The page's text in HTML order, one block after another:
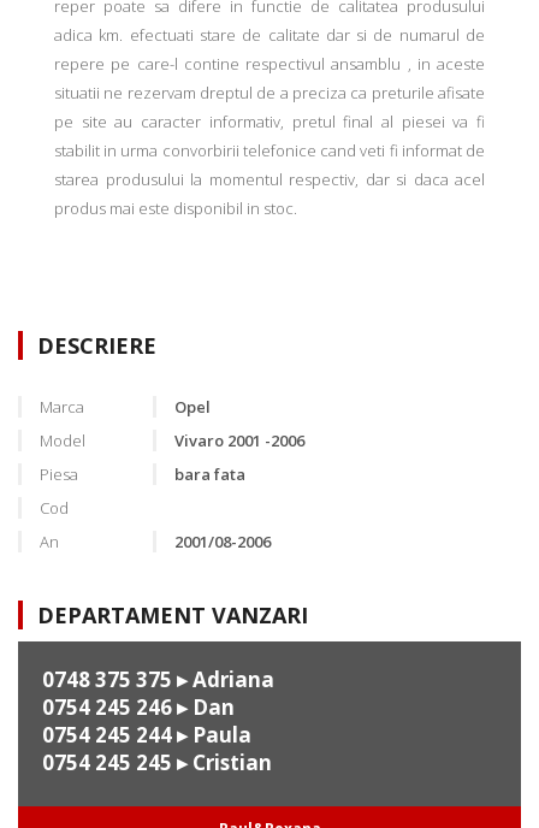
reper poate sa difere in functie de calitatea produsului
adica km. efectuati stare de calitate dar si de numarul de
repere pe care-l contine respectivul ansamblu , in aceste
situatii ne rezervam dreptul de a preciza ca preturile afisate
pe site au caracter informativ, pretul final al piesei va fi
stabilit in urma convorbirii telefonice cand veti fi informat de
starea produsului la momentul respectiv, dar si daca acel
produs mai este disponibil in stoc.
DESCRIERE
Marca
Opel
Model
Vivaro 2001 -2006
Piesa
bara fata
Cod
An
2001/08-2006
DEPARTAMENT VANZARI
0748 375 375 ▸ Adriana
0754 245 246▸ Dan
0754 245 244▸ Paula
0754 245 245 ▸ Cristian